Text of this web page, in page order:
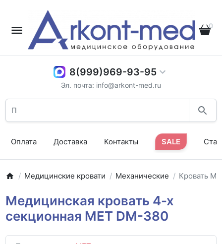
0
8(999)969-93-95
Эл. почта: info@arkont-med.ru
Оплата Доставка Контакты SALE
Медицинские кровати Механические Кровать
Медицинская кровать 4-х
секционная MET DM-380